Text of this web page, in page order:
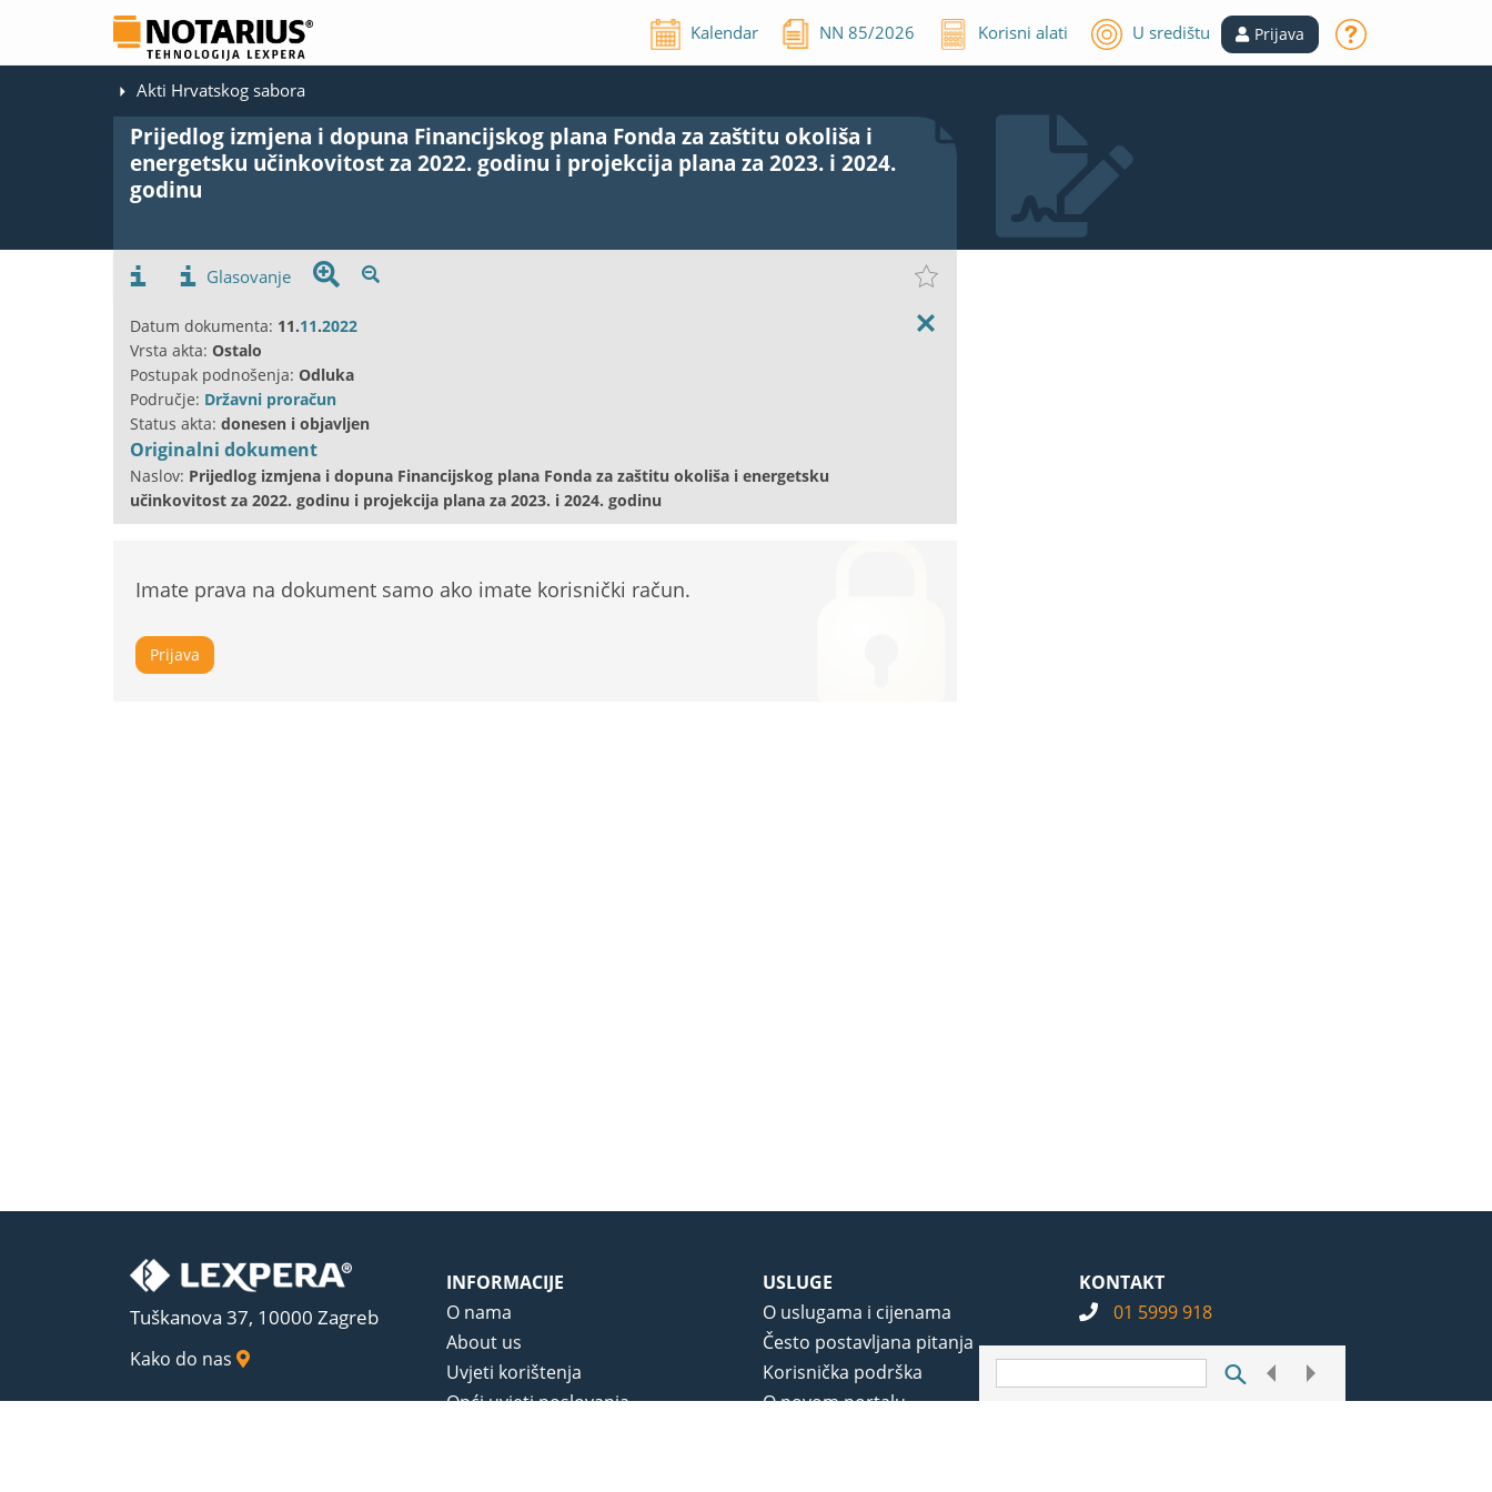
Kalendar NN85/2026 Korisni alati U središtu Prijava
Akti Hrvatskog sabora
Prijedlog izmjena i dopuna Financijskog plana Fonda za zaštitu okoliša i
energetsku učinkovitost za 2022. godinu i projekcija plana za 2023. i 2024.
godinu
Glasovanje
Datum dokumenta: 11.11.2022
Vrsta akta: Ostalo
Postupak podnošenja: Odluka
Područje: Državni proračun
Status akta: donesen i objavljen
Originalni dokument
Naslov: Prijedlog izmjena i dopuna Financijskog plana Fonda za zaštitu okoliša i energetsku
učinkovitost za 2022. godinu i projekcija plana za 2023. i 2024. godinu
Imate prava na dokument samo ako imate korisnički račun.
Prijava
Tuškanova 37, 10000 Zagreb
Kako do nas
INFORMACIJE
O nama
About us
Uvjeti korištenja
Opći uvjeti poslovanja
USLUGE
O uslugama i cijenama
Često postavljana pitanja
Korisnička podrška
O novom portalu
KONTAKT
01 5999 918
info@notarius.hr